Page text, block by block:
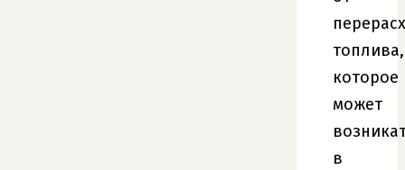
топлива,
которое
может
в